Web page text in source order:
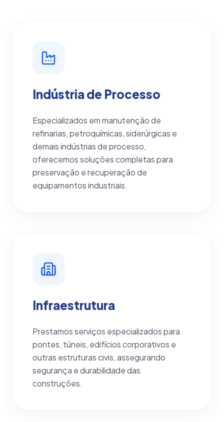
Indústria de Processo
Especializados em manutenção de
refinarias, petroquímicas, siderúrgicas e
demais indústrias de processo,
oferecemos soluções completas para
preservação e recuperação de
equipamentos industriais.
Infraestrutura
Prestamos serviços especializados para
pontes, túneis, edifícios corporativos e
outras estruturas civis, assegurando
segurança e durabilidade das
construções.